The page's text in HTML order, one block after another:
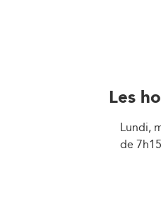
Les
Lundi,
de